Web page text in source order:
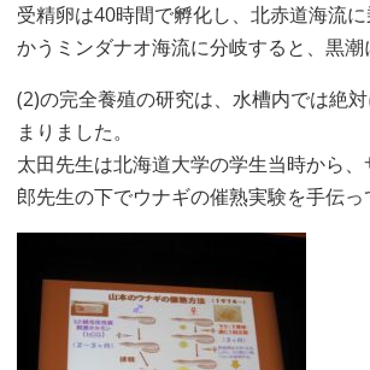
受精卵は40時間で孵化し、北赤道海流
かうミンダナオ海流に分岐すると、黒
(2)の完全養殖の研究は、水槽内では絶
まりました。
太田先生は北海道大学の学生当時から
郎先生の下でウナギの催熟実験を手伝っ